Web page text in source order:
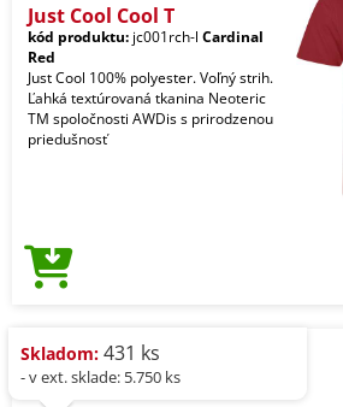
Just Cool Cool T
kód produktu: jc001rch-l Cardinal
Red
Just Cool 100% polyester. Voľný strih.
Ľahká textúrovaná tkanina Neoteric
TM spoločnosti AWDis s prirodzenou
priedušnosť
Skladom: 431 ks
- v ext. sklade: 5.750 ks